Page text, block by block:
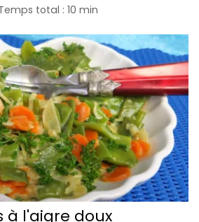
total : 10 min
à l'aigre doux